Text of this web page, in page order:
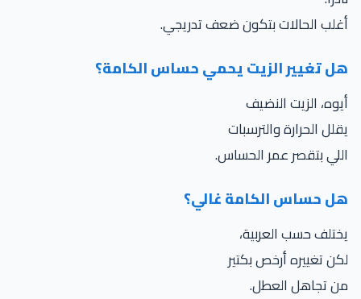
أغلب الحالات بتكون ضعف تدريجي.
هل تغيير الزيت يحمي حساس الكامة؟
أيوه، الزيت النضيف
يقلل الحرارة والترسبات
اللي بتقصر عمر الحساس.
هل حساس الكامة غالي؟
يختلف حسب العربية،
لكن تغييره أرخص بكتير
من تجاهل العطل.